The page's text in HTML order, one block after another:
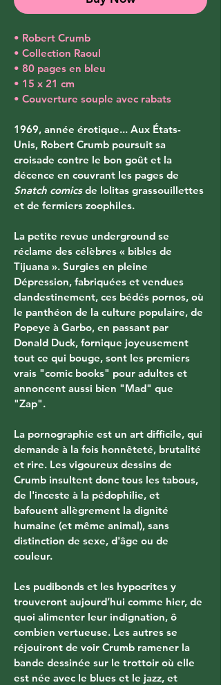
• Robert Crumb
• Collection Raoul
• 80 pages en bleu
• 15 x 21 cm
• Couverture souple avec rabats
1969, année érotique... Aux États-
Unis, Robert Crumb poursuit sa
croisade contre le bon goût et la
décence en couvrant les pages de
Snatch comics de lolitas grassouillettes
et de fermiers zoophiles.
La petite revue underground se
réclame des célèbres « bibles de
Tijuana ». Surgies en pleine
Dépression, fabriquées et vendues
clandestinement, ces bédés pornos, où
le panthéon de la culture populaire, de
Popeye à Garbo, en passant par
Donald Duck, fornique joyeusement
tout ce qui bouge, sont les premiers
vrais "comic books" pour adultes et
annoncent aussi bien "Mad" que
"Zap".
La pornographie est un art difficile, qui
demande à la fois honnêteté, brutalité
et rire. Les vigoureux dessins de
Crumb insultent donc tous les tabous,
de l'inceste à la pédophilie, et
bafouent allègrement la dignité
humaine (et même animal), sans
distinction de sexe, d'âge ou de
couleur.
Les pudibonds et les hypocrites y
trouveront aujourd’hui comme hier, de
quoi alimenter leur indignation, ô
combien vertueuse. Les autres se
réjouiront de voir Crumb ramener la
bande dessinée sur le trottoir où elle
est née avec le blues et le jazz, et